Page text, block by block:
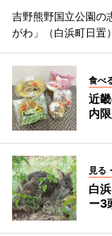
吉野熊野国立公園の
がわ」（白浜町日置
食べ
近
内
見る
白
ー3